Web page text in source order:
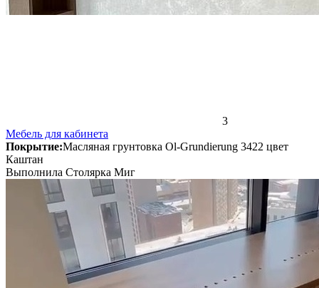
3
Мебель для кабинета
Покрытие:Масляная грунтовка Ol-Grundierung 3422 цвет
Каштан
Выполнила Столярка Миг